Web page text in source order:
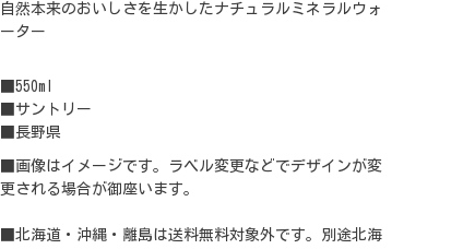
自然本来のおいしさを生かしたナチュラルミネラルウォ
ーター
■550ml
■サントリー
■長野県
■画像はイメージです。ラベル変更などでデザインが変
更される場合が御座います。
■北海道・沖縄・離島は送料無料対象外です。別途北海